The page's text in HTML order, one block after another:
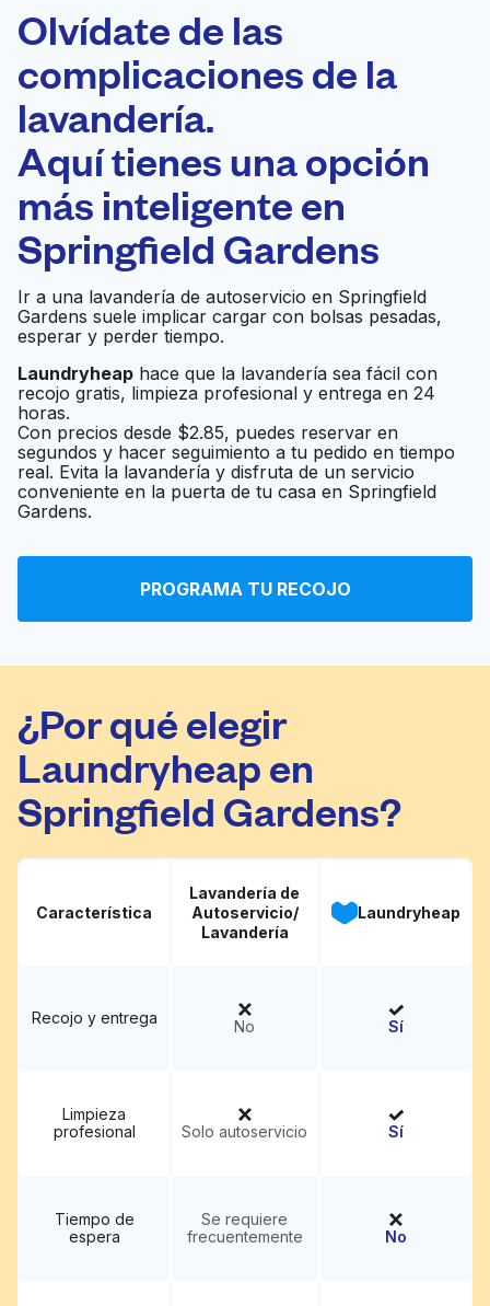
Laundryheap.com
Programa tu recogida
0 min
Recojo y entrega
casa
Abierto 24/7
A+ Laundry Service
Inc - Commercial
Laundry - Uniform
Rental - Wholesale -
Industrial Laundry
Nassau - Laundromat
Crossbay Express
Laudromat
Ir al sitio web
Laundromat
Ir al sitio web
Fresh Scent
Olvídate de las
complicaciones de la
lavandería.
Aquí tienes una opción
más inteligente en
Springfield Gardens
Ir a una lavandería de autoservicio en Springfield
Gardens suele implicar cargar con bolsas pesadas,
esperar y perder tiempo.
Laundryheap hace que la lavandería sea fácil con
recojo gratis, limpieza profesional y entrega en 24
horas.
Con precios desde $2.85, puedes reservar en
segundos y hacer seguimiento a tu pedido en tiempo
real. Evita la lavandería y disfruta de un servicio
conveniente en la puerta de tu casa en Springfield
Gardens.
PROGRAMA TU RECOJO
¿Por qué elegir
Laundryheap en
Springfield Gardens?
Característica
Lavandería de
Autoservicio/
Lavandería
Laundryheap
Recojo y entrega No Sí
Limpieza
profesional
Solo autoservicio Sí
Tiempo de
espera
Se requiere
frecuentemente
No